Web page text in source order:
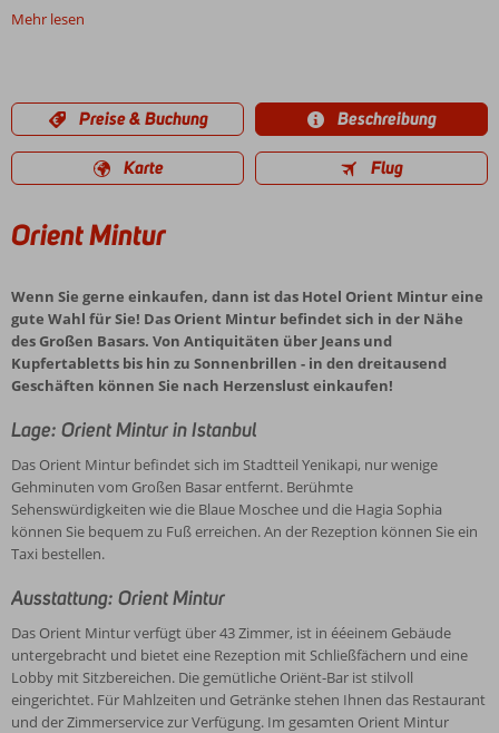
Mehr lesen
Preise & Buchung Beschreibung
Karte Flug
Orient Mintur
Wenn Sie gerne einkaufen, dann ist das Hotel Orient Mintur eine
gute Wahl für Sie! Das Orient Mintur befindet sich in der Nähe
des Großen Basars. Von Antiquitäten über Jeans und
Kupfertabletts bis hin zu Sonnenbrillen - in den dreitausend
Geschäften können Sie nach Herzenslust einkaufen!
Lage: Orient Mintur in Istanbul
Das Orient Mintur befindet sich im Stadtteil Yenikapi, nur wenige
Gehminuten vom Großen Basar entfernt. Berühmte
Sehenswürdigkeiten wie die Blaue Moschee und die Hagia Sophia
können Sie bequem zu Fuß erreichen. An der Rezeption können Sie ein
Taxi bestellen.
Ausstattung: Orient Mintur
Das Orient Mintur verfügt über 43 Zimmer, ist in ééeinem Gebäude
untergebracht und bietet eine Rezeption mit Schließfächern und eine
Lobby mit Sitzbereichen. Die gemütliche Oriënt-Bar ist stilvoll
eingerichtet. Für Mahlzeiten und Getränke stehen Ihnen das Restaurant
und der Zimmerservice zur Verfügung. Im gesamten Orient Mintur